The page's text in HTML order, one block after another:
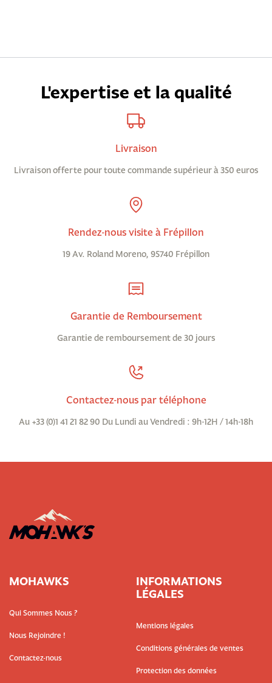
L'expertise et la qualité
Livraison
Livraison offerte pour toute commande supérieur à 350 euros
Rendez-nous visite à Frépillon
19 Av. Roland Moreno, 95740 Frépillon
Garantie de Remboursement
Garantie de remboursement de 30 jours
Contactez-nous par téléphone
Au +33 (0)1 41 21 82 90 Du Lundi au Vendredi : 9h-12H / 14h-18h
MOHAWKS
Qui Sommes Nous ?
Nous Rejoindre !
Contactez-nous
INFORMATIONS
LÉGALES
Mentions légales
Conditions générales de ventes
Protection des données